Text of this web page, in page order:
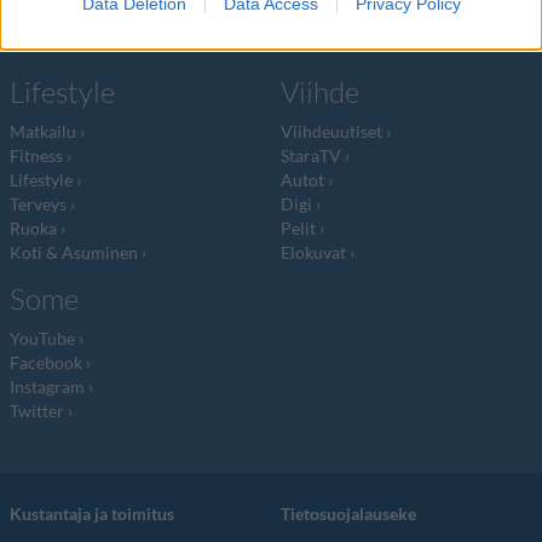
RSS
Lifestyle
Matkailu
Fitness
Lifestyle
Terveys
Ruoka
Koti & Asuminen
Viihde
Viihdeuutiset
StaraTV
Autot
Digi
Pelit
Elokuvat
Some
YouTube
Facebook
Instagram
Twitter
Kustantaja ja toimitus Tietosuojalauseke